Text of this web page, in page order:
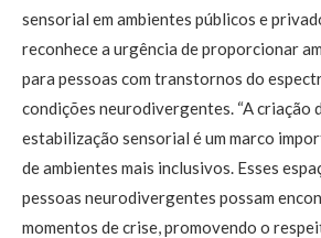
sensorial em ambientes públicos e
reconhece a urgência de proporcionar
para pessoas com transtornos do
condições neurodivergentes. “A criação
estabilização sensorial é um marco
de ambientes mais inclusivos. Esses
pessoas neurodivergentes possam
momentos de crise, promovendo o